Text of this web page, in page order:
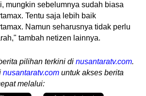
mungkin sebelumnya sudah biasa
Tentu saja lebih baik
Namun seharusnya tidak perlu
tambah netizen lainnya.
pilihan terkini di nusantaratv.com.
nusantaratv.com untuk akses berita
melalui: